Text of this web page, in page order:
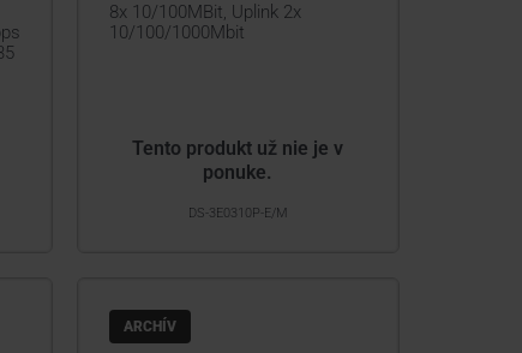
8x 10/100MBit, Uplink 2x
10/100/1000Mbit
Tento produkt už nie je v
ponuke.
DS-3E0310P-E/M
ARCHÍV